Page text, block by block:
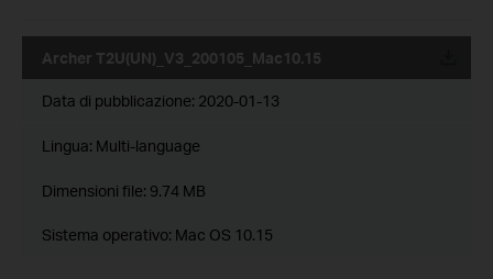
Archer T2U(UN)_V3_200105_Mac10.15
Data di pubblicazione: 2020-01-13
Lingua: Multi-language
Dimensioni file: 9.74 MB
Sistema operativo: Mac OS 10.15